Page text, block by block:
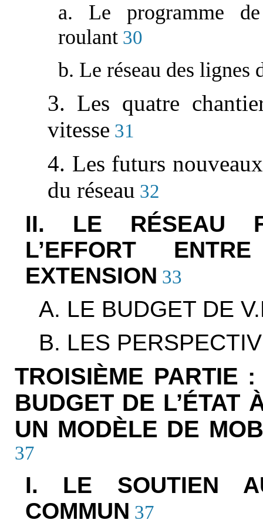
a. Le programme
roulant 30
b. Le réseau des lignes
3. Les quatre
vitesse 31
4. Les futurs
du réseau 32
II. LE RÉSEAU
L’EFFORT
EXTENSION 33
A. LE BUDGET DE
B. LES
TROISIÈME PARTIE
BUDGET DE L’ÉTAT
UN MODÈLE DE
37
I. LE SOUTIEN
COMMUN 37